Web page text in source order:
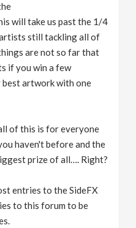
will take us past the 1/4
still tackling all of
are not so far that
if you win a few
best artwork with one
of this is for everyone
haven't before and the
prize of all…. Right?
entries to the SideFX
to this forum to be